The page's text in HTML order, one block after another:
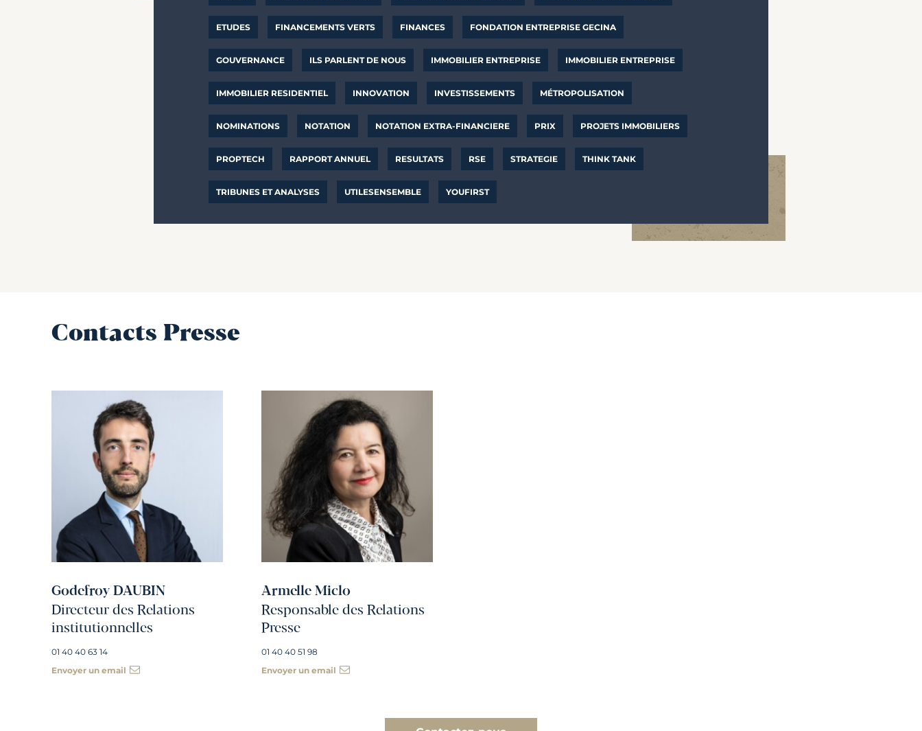
ETUDES FINANCEMENTS VERTS FINANCES FONDATION ENTREPRISE GECINA
GOUVERNANCE ILS PARLENT DE NOUS IMMOBILIER ENTREPRISE IMMOBILIER ENTREPRISE
IMMOBILIER RESIDENTIEL INNOVATION INVESTISSEMENTS MÉTROPOLISATION
NOMINATIONS NOTATION NOTATION EXTRA-FINANCIERE PRIX PROJETS IMMOBILIERS
PROPTECH RAPPORT ANNUEL RESULTATS RSE STRATEGIE THINK TANK
TRIBUNES ET ANALYSES UTILESENSEMBLE YOUFIRST
Contacts Presse
Godefroy DAUBIN
Directeur des Relations
institutionnelles
01 40 40 63 14
Envoyer un email
Armelle Miclo
Responsable des Relations
Presse
01 40 40 51 98
Envoyer un email